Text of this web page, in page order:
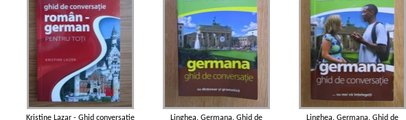
Kristine Lazar - Ghid conversatie
Linghea. Germana. Ghid de
Linghea. Germana. Ghid de